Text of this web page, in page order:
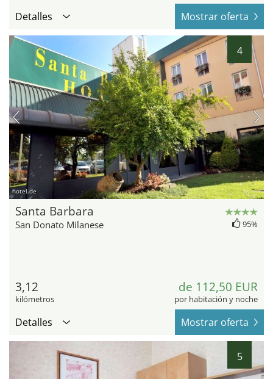
Detalles Mostrar oferta
4
hotel.de
Santa Barbara
San Donato Milanese 95%
3,12
kilómetros
de 112,50 EUR
por habitación y noche
Detalles Mostrar oferta
5